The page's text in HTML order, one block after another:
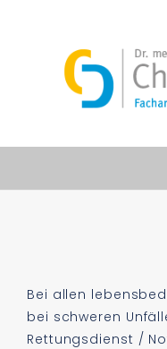
Bei allen
bei schweren
Rettungsdienst /